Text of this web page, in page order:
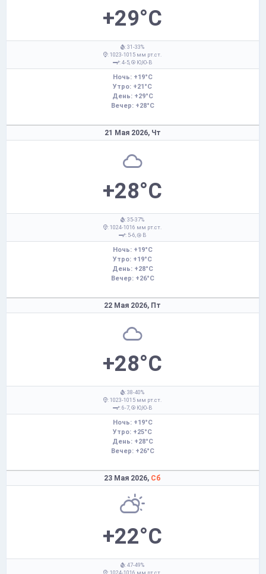
+29°C
: 31-33%
: 1023-1015 мм рт.ст.
: 4-5,
Ю,Ю-В
Ночь: +19°C
Утро: +21°C
День: +29°C
Вечер: +28°C
21 Мая 2026, Чт
+28°C
: 35-37%
: 1024-1016 мм рт.ст.
: 5-6,
В
Ночь: +19°C
Утро: +19°C
День: +28°C
Вечер: +26°C
22 Мая 2026, Пт
+28°C
: 38-40%
: 1023-1015 мм рт.ст.
: 6-7,
Ю,Ю-В
Ночь: +19°C
Утро: +25°C
День: +28°C
Вечер: +26°C
23 Мая 2026, Сб
+22°C
: 47-49%
: 1024-1016 мм рт.ст.